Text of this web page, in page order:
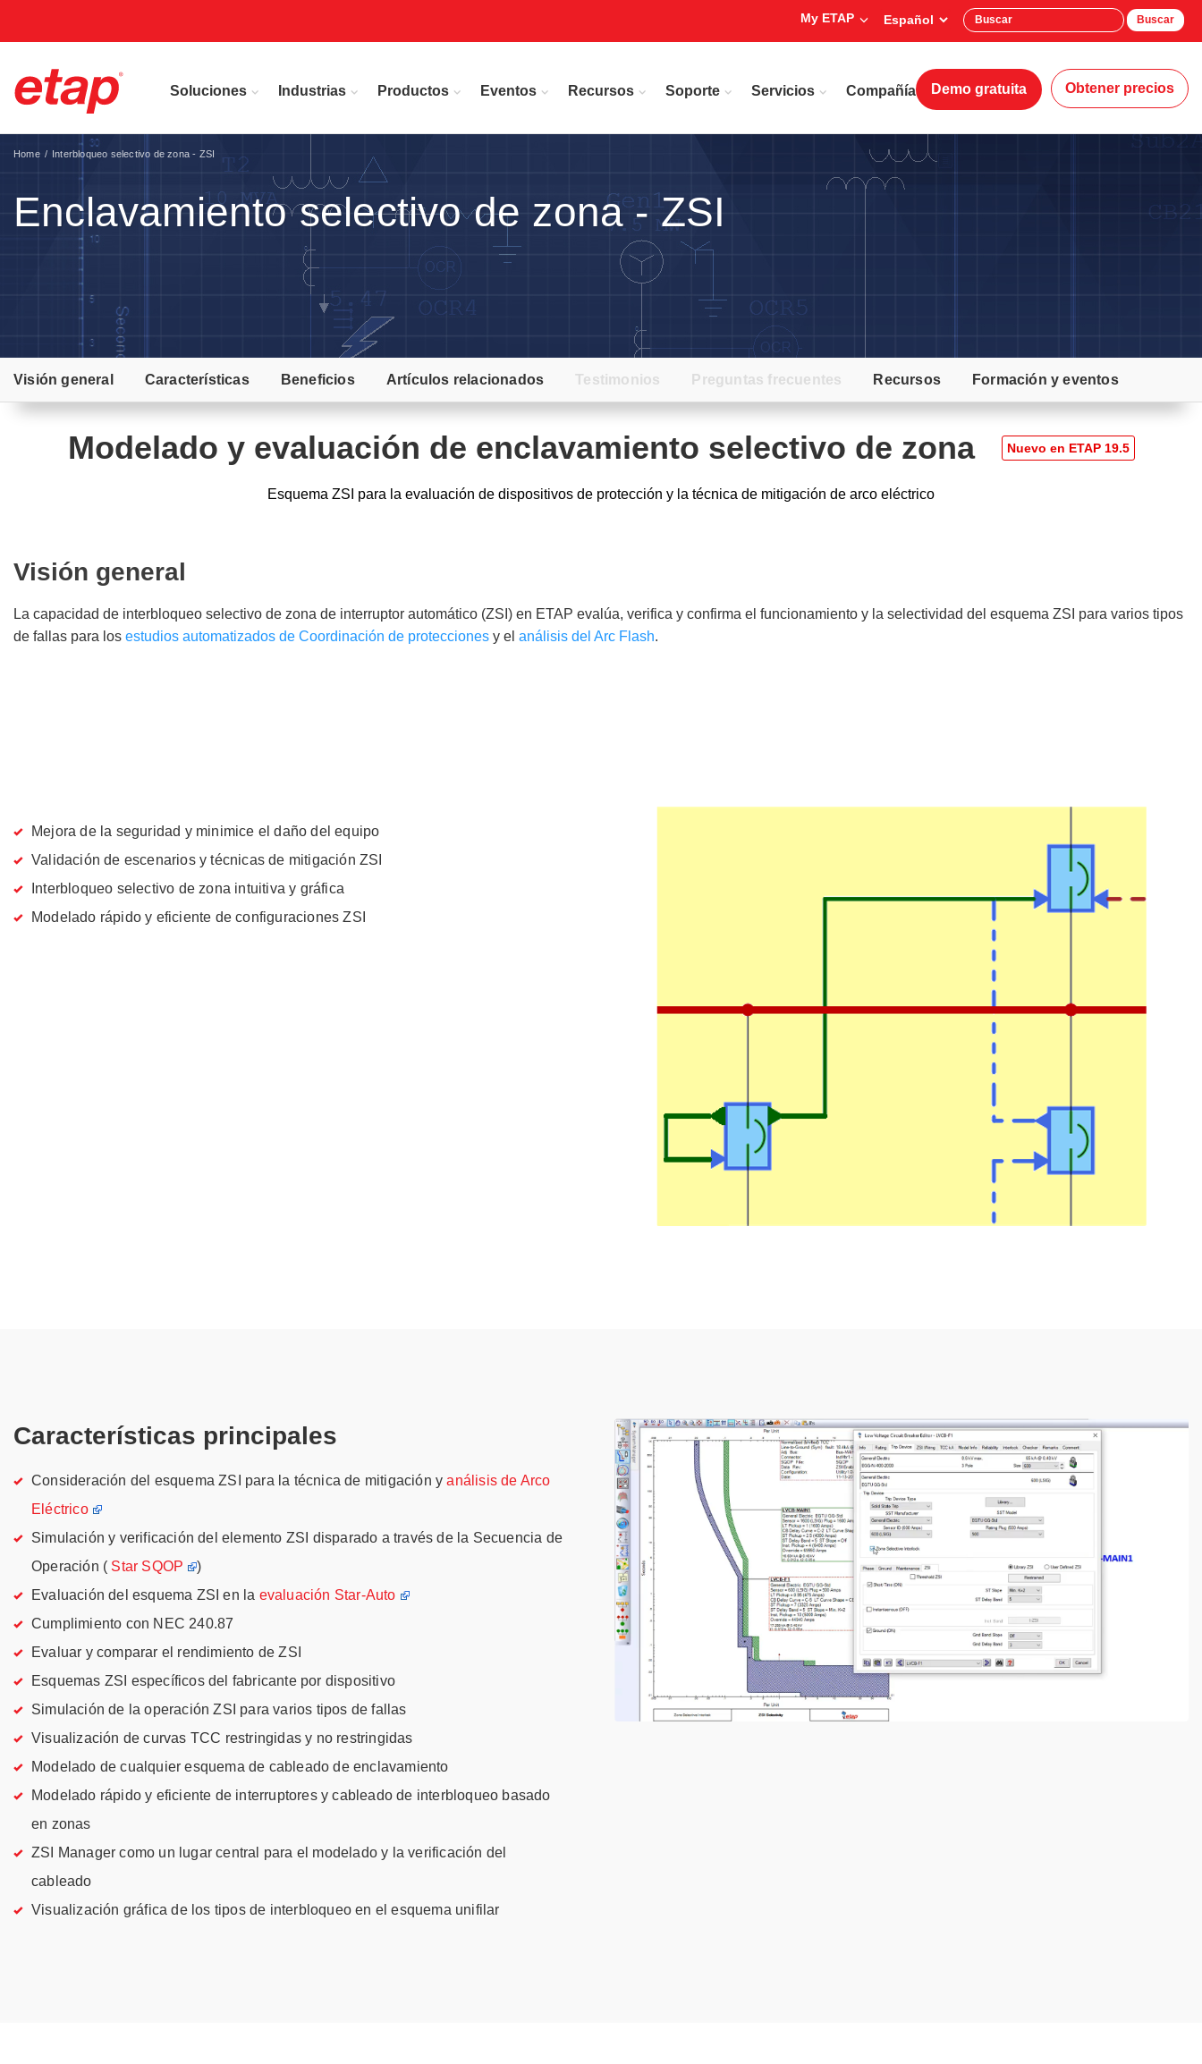
My ETAP Buscar
Soluciones Industrias Productos Eventos Recursos Soporte Servicios Compañía Demo gratuita Obtener precios
Enclavamiento selectivo de zona - ZSI
Home Interbloqueo selectivo de zona - ZSI
Visión general Características Beneficios Artículos relacionados Testimonios Preguntas frecuentes Recursos Formación y eventos
Modelado y evaluación de enclavamiento selectivo de zona
Esquema ZSI para la evaluación de dispositivos de protección y la técnica de mitigación de arco eléctrico
Visión general
La capacidad de interbloqueo selectivo de zona de interruptor automático (ZSI) en ETAP evalúa, verifica y confirma el funcionamiento y la selectividad del esquema ZSI para varios tipos
de fallas para los estudios automatizados de Coordinación de protecciones y el análisis del Arc Flash.
Mejora de la seguridad y minimice el daño del equipo
Validación de escenarios y técnicas de mitigación ZSI
Interbloqueo selectivo de zona intuitiva y gráfica
Modelado rápido y eficiente de configuraciones ZSI
Características principales
Consideración del esquema ZSI para la técnica de mitigación yanálisis de Arco
Eléctrico
Simulación y verificación del elemento ZSI disparado a través de la Secuencia de
Operación ( Star SQOP
)
Evaluación del esquema ZSI en la evaluación Star-Auto
Cumplimiento con NEC 240.87
Evaluar y comparar el rendimiento de ZSI
Esquemas ZSI específicos del fabricante por dispositivo
Simulación de la operación ZSI para varios tipos de fallas
Visualización de curvas TCC restringidas y no restringidas
Modelado de cualquier esquema de cableado de enclavamiento
Modelado rápido y eficiente de interruptores y cableado de interbloqueo basado
en zonas
ZSI Manager como un lugar central para el modelado y la verificación del
cableado
Visualización gráfica de los tipos de interbloqueo en el esquema unifilar